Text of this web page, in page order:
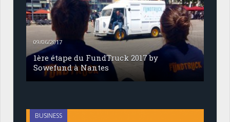
09/06/2017
1ère étape du FundTruck 2017 by
Sowefund à Nantes
BUSINESS